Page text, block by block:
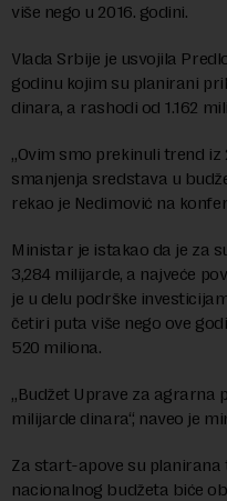
više nego u 2016. godini.
Vlada Srbije je usvojila
godinu kojim su planirani
dinara, a rashodi od 1.162
„Ovim smo prekinuli trend iz
smanjenja sredstava u
rekao je Nedimović na
Ministar je istakao da je za
3,284 milijarde, a najveće
je u delu podrške
četiri puta više nego ove
520 miliona.
„Budžet Uprave za agrarna
milijarde dinara“, naveo je
Za start-apove su
nacionalnog budžeta biće